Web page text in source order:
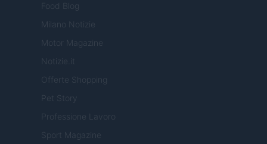
Food Blog
Milano Notizie
Motor Magazine
Notizie.it
Offerte Shopping
Pet Story
Professione Lavoro
Sport Magazine